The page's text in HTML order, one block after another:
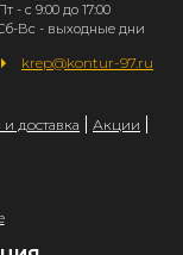
- с 9:00 до 17:00
Вс - выходные дни
krep@kontur-97.ru
доставка
Акции